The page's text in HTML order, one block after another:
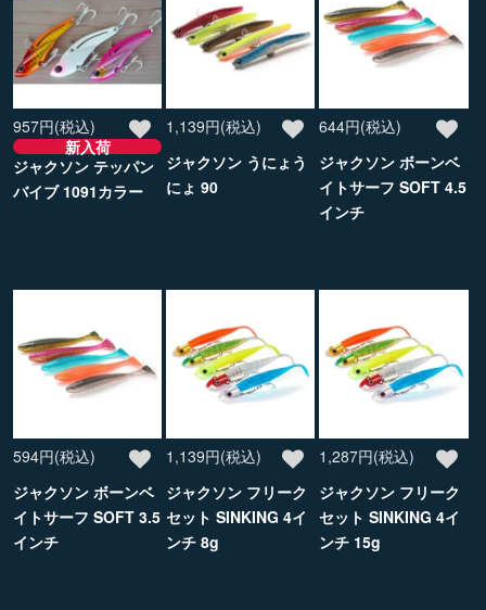
957円(税込)
新入荷
ジャクソン テッパン
バイブ 1091カラー
1,139円(税込)
ジャクソン うにょう
にょ 90
644円(税込)
ジャクソン ボーンベ
イトサーフ SOFT 4.5
インチ
594円(税込)
ジャクソン ボーンベ
イトサーフ SOFT 3.5
インチ
1,139円(税込)
ジャクソン フリーク
セット SINKING 4イ
ンチ 8g
1,287円(税込)
ジャクソン フリーク
セット SINKING 4イ
ンチ 15g